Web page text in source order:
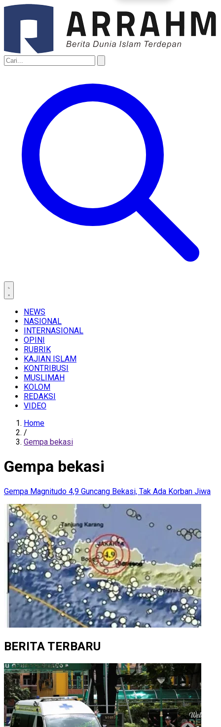
NEWS
NASIONAL
INTERNASIONAL
OPINI
RUBRIK
KAJIAN ISLAM
KONTRIBUSI
MUSLIMAH
KOLOM
REDAKSI
VIDEO
Home
/
Gempa bekasi
Gempa bekasi
Gempa Magnitudo 4,9 Guncang Bekasi, Tak Ada Korban Jiwa
BERITA TERBARU